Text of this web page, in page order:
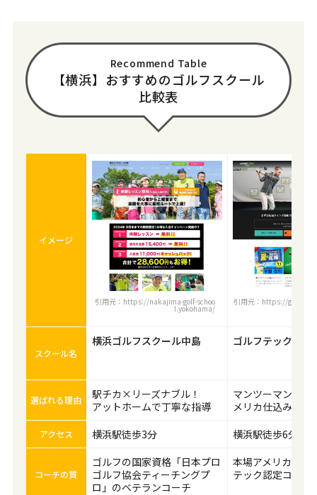
Recommend Table
【横浜】おすすめのゴルフスクール
比較表
イメージ
引用元：https://nakajima-golf-schoo
l.yokohama/
引用元：https://
スクール名
横浜ゴルフスクール中島 ゴルフテック 横浜
選ばれる理由
駅チカ×リーズナブル！
アットホームで丁寧な指導
マンツーマンで上
メリカ仕込みのレ
アクセス 横浜駅徒歩3分 横浜駅徒歩6分
コーチの質
ゴルフの国家資格「日本プロ
ゴルフ協会ティーチングプ
ロ」のベテランコーチ
本場アメリカ仕込
テック認定コーチ